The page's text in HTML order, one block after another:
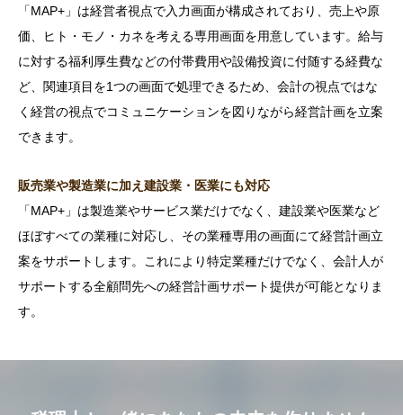
「MAP+」は経営者視点で入力画面が構成されており、売上や原
価、ヒト・モノ・カネを考える専用画面を用意しています。給与
に対する福利厚生費などの付帯費用や設備投資に付随する経費な
ど、関連項目を1つの画面で処理できるため、会計の視点ではな
く経営の視点でコミュニケーションを図りながら経営計画を立案
できます。
販売業や製造業に加え建設業・医業にも対応
「MAP+」は製造業やサービス業だけでなく、建設業や医業など
ほぼすべての業種に対応し、その業種専用の画面にて経営計画立
案をサポートします。これにより特定業種だけでなく、会計人が
サポートする全顧問先への経営計画サポート提供が可能となりま
す。